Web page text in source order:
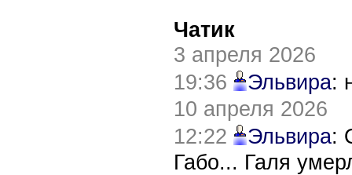
Чатик
3 апреля 2026
19:36
Эльвира:
10 апреля 2026
12:22
Эльвира:
Габо... Галя